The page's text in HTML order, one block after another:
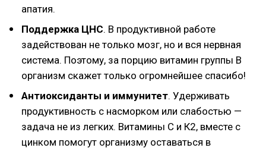
апатия.
Поддержка ЦНС. В продуктивной работе
задействован не только мозг, но и вся нервная
система. Поэтому, за порцию витамин группы В
организм скажет только огромнейшее спасибо!
Антиоксиданты и иммунитет. Удерживать
продуктивность с насморком или слабостью —
задача не из легких. Витамины С и К2, вместе с
цинком помогут организму оставаться в